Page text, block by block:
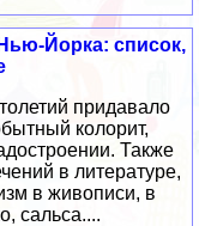
Йорка: список,
придавало
колорит,
Также
в литературе,
в живописи, в
сальса....